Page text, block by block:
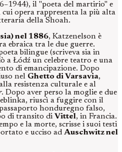
il "poeta del martirio" e
opera rappresenta la più alta
della Shoah.
nel 1886, Katzenelson è
ebraica tra le due guerre.
bilingue (scriveva sia in
a Łódź un celebre teatro e una
di emancipazione. Dopo
nel Ghetto di Varsavia,
resistenza culturale e al
. Dopo aver perso la moglie e due
riuscì a fuggire con il
honduregno falso,
di transito di Vittel, in Francia.
e la morte, scrisse i suoi testi
e ucciso ad Auschwitz nel